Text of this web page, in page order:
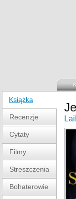
Książka
Recenzje
Cytaty
Filmy
Streszczenia
Bohaterowie